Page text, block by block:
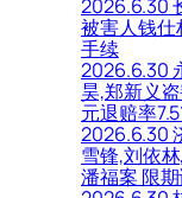
2026.6.30
被害人钱仕
手续
2026.6.30
昊,郑新义
元退赔率
2026.6.30
雪锋,刘依
潘福案 限